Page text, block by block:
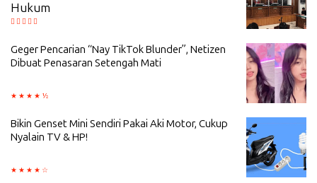
Hukum
Geger Pencarian “Nay TikTok Blunder”, Netizen
Dibuat Penasaran Setengah Mati
Bikin Genset Mini Sendiri Pakai Aki Motor, Cukup
Nyalain TV & HP!